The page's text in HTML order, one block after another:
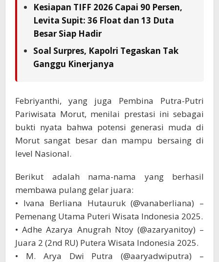
Kesiapan TIFF 2026 Capai 90 Persen,
Levita Supit: 36 Float dan 13 Duta
Besar Siap Hadir
Soal Surpres, Kapolri Tegaskan Tak
Ganggu Kinerjanya
Febriyanthi, yang juga Pembina Putra-Putri
Pariwisata Morut, menilai prestasi ini sebagai
bukti nyata bahwa potensi generasi muda di
Morut sangat besar dan mampu bersaing di
level Nasional.
Berikut adalah nama-nama yang berhasil
membawa pulang gelar juara:
• Ivana Berliana Hutauruk (@vanaberliana) –
Pemenang Utama Puteri Wisata Indonesia 2025.
• Adhe Azarya Anugrah Ntoy (@azaryanitoy) –
Juara 2 (2nd RU) Putera Wisata Indonesia 2025.
• M. Arya Dwi Putra (@aaryadwiputra) –